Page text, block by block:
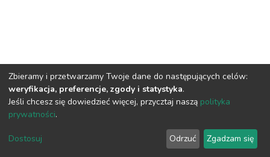
DSpace software copyright © 2002-2026LYRASIS
Privacy policy Regulations
Zbieramy i przetwarzamy Twoje dane do następujących celów:
weryfikacja, preferencje, zgody i statystyka.
Jeśli chcesz się dowiedzieć więcej, przycztaj naszą polityka
prywatności.
Dostosuj Odrzuć Zgadzam się